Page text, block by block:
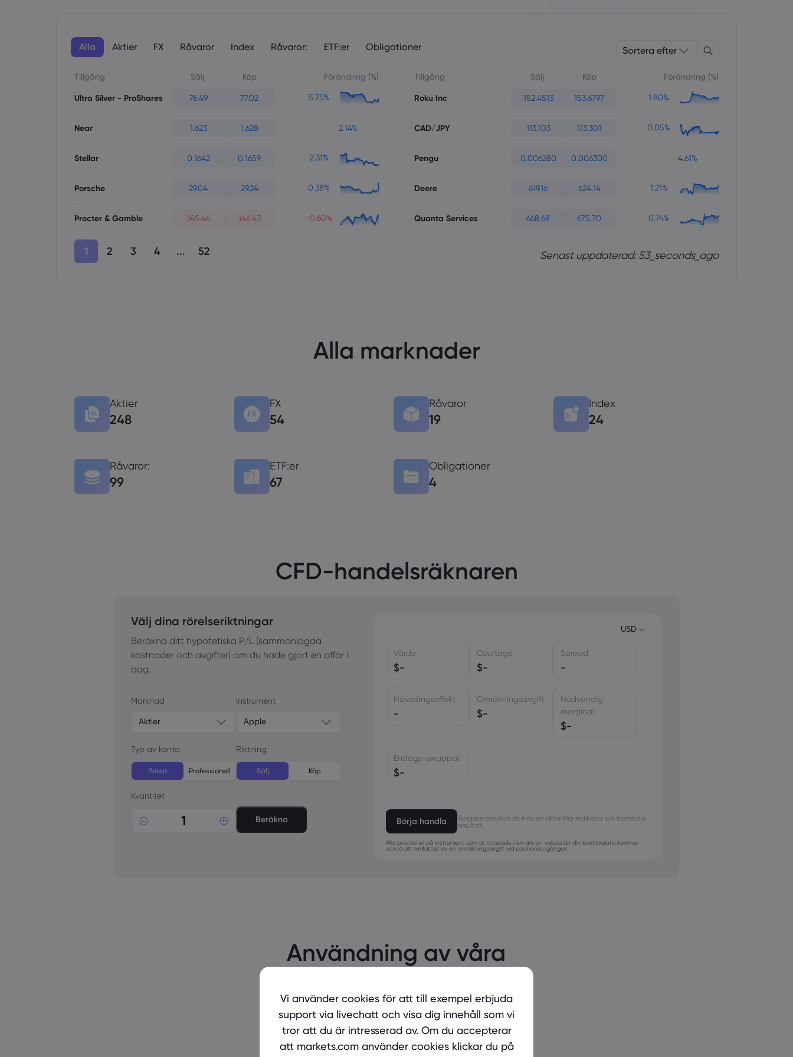
Alla Aktier FX Råvaror Index Råvaror: ETF:er Obligationer Sortera efter
Tillgång Sälj Köp Förändring (%)
Ultra Silver - ProShares 76.49 77.02 5.75%
Near 1.623 1.628 2.14%
Stellar 0.1642 0.1659 2.31%
Porsche 29.04 29.24 0.38%
Procter & Gamble 145.46 146.43 -0.60%
Tillgång Sälj Köp Förändring (%)
Roku Inc 152.4513 153.6797 1.80%
CAD/JPY 113.103 113.301 0.05%
Pengu 0.006280 0.006300 4.61%
Deere 619.16 624.14 1.21%
Quanta Services 668.68 675.70 0.74%
1 2 3 4 ... 52 Senast uppdaterad: 53_seconds_ago
Alla marknader
Aktier
248
FX
54
Råvaror
19
Index
24
Råvaror:
99
ETF:er
67
Obligationer
4
CFD-handelsräknaren
Välj dina rörelseriktningar
Beräkna ditt hypotetiska P/L (sammanlagda
kostnader och avgifter) om du hade gjort en affär i
dag.
Marknad
Aktier
Instrument
Apple
Typ av konto
Privat Professionell
Riktning
Sälj Köp
Kvantitet
Beräkna
USD
Värde
$-
Courtage
$-
Spread
-
Hävstångseffekt
-
Omräkningsavgift
$-
Nödvändig
marginal
$-
Endags-swappar
$-
Börja handla
Tidigare resultat är inte en tillförlitlig indikator på framtida
resultat.
Alla positioner på instrument som är noterade i en annan valuta än din kontovaluta kommer
också att omfattas av en omräkningsavgift vid positionsutgången.
Användning av våra
För att verkligen se hur vi står oss vid en jämförelse är
det viktigt att se detaljerna. markets.com ger dig all
information du behöver för att fatta de beslut som är
Vi använder cookies för att till exempel erbjuda
support via livechatt och visa dig innehåll som vi
tror att du är intresserad av. Om du accepterar
att markets.com använder cookies klickar du på